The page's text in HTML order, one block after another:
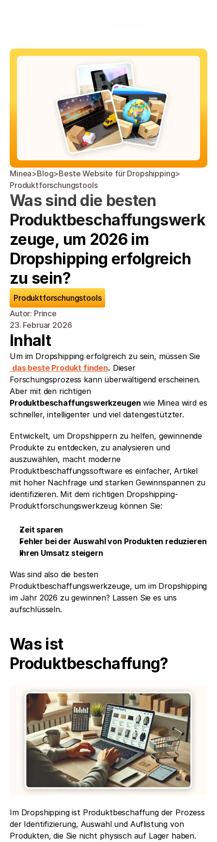
Minea>Blog>Beste Website für Dropshipping>
Produktforschungstools
Was sind die besten
Produktbeschaffungswerk
zeuge, um 2026 im
Dropshipping erfolgreich
zu sein?
Produktforschungstools
Autor: Prince
23. Februar 2026
Inhalt
Um im Dropshipping erfolgreich zu sein, müssen Sie
das beste Produkt finden. Dieser
Forschungsprozess kann überwältigend erscheinen.
Aber mit den richtigen
Produktbeschaffungswerkzeugen wie Minea wird es
schneller, intelligenter und viel datengestützter.
Entwickelt, um Dropshippern zu helfen, gewinnende
Produkte zu entdecken, zu analysieren und
auszuwählen, macht moderne
Produktbeschaffungssoftware es einfacher, Artikel
mit hoher Nachfrage und starken Gewinnspannen zu
identifizieren. Mit dem richtigen Dropshipping-
Produktforschungswerkzeug können Sie:
Zeit sparen
Fehler bei der Auswahl von Produkten reduzieren
Ihren Umsatz steigern
Was sind also die besten
Produktbeschaffungswerkzeuge, um im Dropshipping
im Jahr 2026 zu gewinnen? Lassen Sie es uns
aufschlüsseln.
Was ist
Produktbeschaffung?
Im Dropshipping ist Produktbeschaffung der Prozess
der Identifizierung, Auswahl und Auflistung von
Produkten, die Sie nicht physisch auf Lager haben.